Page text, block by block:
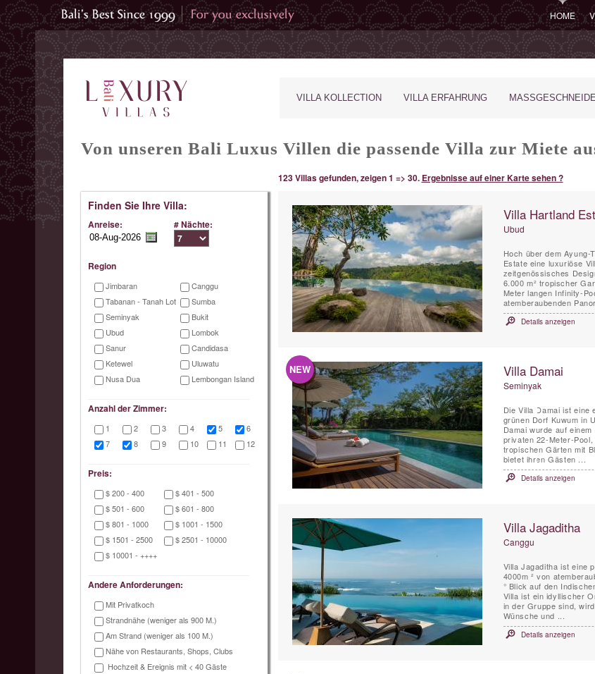
HOME
VILLA KOLLECTION VILLA ERFAHRUNG
Von unseren Bali Luxus Villen die passende Villa zur Miete
Finden Sie Ihre Villa:
Anreise: # Nächte:
Region
Jimbaran
Canggu
Tabanan - Tanah Lot
Sumba
Seminyak
Bukit
Ubud
Lombok
Sanur
Candidasa
Ketewel
Uluwatu
Nusa Dua
Lembongan Island
Anzahl der Zimmer:
1 2 3 4 5
6
7
8 9 10 11 12
Preis:
$ 200 - 400
$ 401 - 500
$ 501 - 600
$ 601 - 800
$ 801 - 1000
$ 1001 - 1500
$ 1501 - 2500
$ 2501 - 10000
$ 10001 - ++++
Andere Anforderungen:
Mit Privatkoch
Strandnähe (weniger als 900 M.)
Am Strand (weniger als 100 M.)
Nähe von Restaurants, Shops, Clubs
Hochzeit & Ereignis mit < 40 Gäste
123 Villas gefunden, zeigen 1 => 30. Ergebnisse auf einer Karte sehen ?
Villa Hartland
Ubud
Hoch über dem Ayung-
Estate eine luxuriöse
zeitgenössisches
6.000 m² tropischer
Meter langen Infinity-
atemberaubenden
Details anzeigen
Villa Damai
Seminyak
NEW
Die Villa Damai ist
grünen Dorf Kuwum in
Damai wurde auf
privaten 22-Meter-
tropischen Gärten mit
bietet ihren Gästen ...
Details anzeigen
Villa Jagaditha
Canggu
Villa Jagaditha ist eine
4000m ² von
° Blick auf den
Villa ist ein idyllischer
in der Gruppe sind,
Wünsche und ...
Details anzeigen